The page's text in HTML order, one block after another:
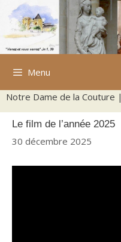
Aller
contenu
Menu
Notre Dame de la Couture |
Le film de l’année 2025
30 décembre 2025